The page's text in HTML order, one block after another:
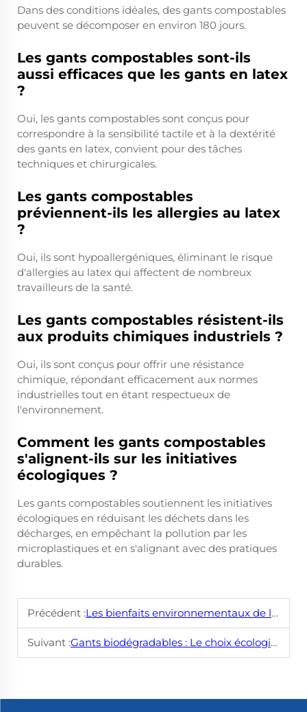
Dans des conditions idéales, des gants compostables
peuvent se décomposer en environ 180 jours.
Les gants compostables sont-ils
aussi efficaces que les gants en latex
?
Oui, les gants compostables sont conçus pour
correspondre à la sensibilité tactile et à la dextérité
des gants en latex, convient pour des tâches
techniques et chirurgicales.
Les gants compostables
préviennent-ils les allergies au latex
?
Oui, ils sont hypoallergéniques, éliminant le risque
d'allergies au latex qui affectent de nombreux
travailleurs de la santé.
Les gants compostables résistent-ils
aux produits chimiques industriels ?
Oui, ils sont conçus pour offrir une résistance
chimique, répondant efficacement aux normes
industrielles tout en étant respectueux de
l'environnement.
Comment les gants compostables
s'alignent-ils sur les initiatives
écologiques ?
Les gants compostables soutiennent les initiatives
écologiques en réduisant les déchets dans les
décharges, en empêchant la pollution par les
microplastiques et en s'alignant avec des pratiques
durables.
Précédent :Les bienfaits environnementaux de l'utilisation de gants compostables
Suivant :Gants biodégradables : Le choix écologique pour votre entreprise